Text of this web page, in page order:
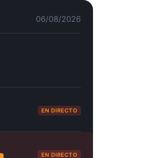
06/08/2026
EN DIRECTO
EN DIRECTO